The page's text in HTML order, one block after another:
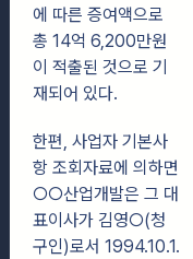
에 따른 증여액으로
총 14억 6,200만원
이 적출된 것으로 기
재되어 있다.
한편, 사업자 기본사
항 조회자료에 의하면
○○산업개발은 그 대
표이사가 김영○(청
구인)로서 1994.10.1.